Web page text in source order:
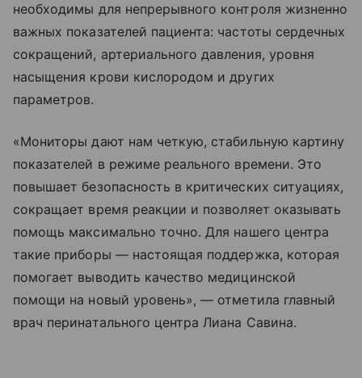
необходимы для непрерывного контроля жизненно
важных показателей пациента: частоты сердечных
сокращений, артериального давления, уровня
насыщения крови кислородом и других
параметров.
«Мониторы дают нам четкую, стабильную картину
показателей в режиме реального времени. Это
повышает безопасность в критических ситуациях,
сокращает время реакции и позволяет оказывать
помощь максимально точно. Для нашего центра
такие приборы — настоящая поддержка, которая
помогает выводить качество медицинской
помощи на новый уровень», — отметила главный
врач перинатального центра Лиана Савина.